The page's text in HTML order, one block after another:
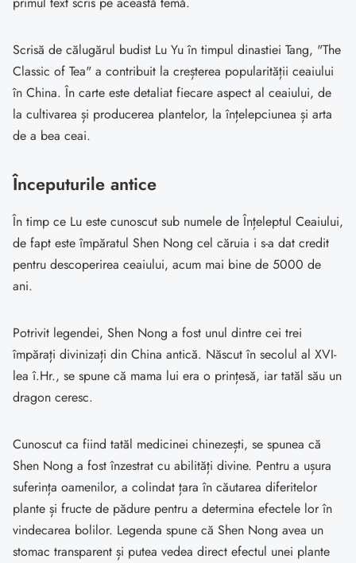
Scrisă de călugărul budist Lu Yu în timpul dinastiei Tang, "The
Classic of Tea" a contribuit la creșterea popularității ceaiului
în China. În carte este detaliat fiecare aspect al ceaiului, de
la cultivarea și producerea plantelor, la înțelepciunea și arta
de a bea ceai.
Începuturile antice
În timp ce Lu este cunoscut sub numele de Înțeleptul Ceaiului,
de fapt este împăratul Shen Nong cel căruia i s-a dat credit
pentru descoperirea ceaiului, acum mai bine de 5000 de
ani.
Potrivit legendei, Shen Nong a fost unul dintre cei trei
împărați divinizați din China antică. Născut în secolul al XVI-
lea î.Hr., se spune că mama lui era o prințesă, iar tatăl său un
dragon ceresc.
Cunoscut ca fiind tatăl medicinei chinezești, se spunea că
Shen Nong a fost înzestrat cu abilități divine. Pentru a ușura
suferința oamenilor, a colindat țara în căutarea diferitelor
plante și fructe de pădure pentru a determina efectele lor în
vindecarea bolilor. Legenda spune că Shen Nong avea un
stomac transparent și putea vedea direct efectul unei plante